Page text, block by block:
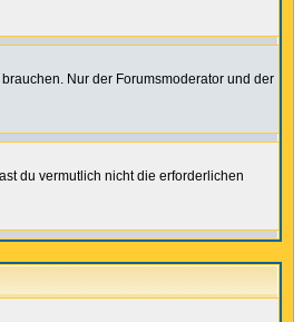
Nur der Forumsmoderator und der
du vermutlich nicht die erforderlichen